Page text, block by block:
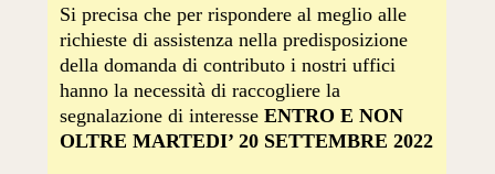
Si precisa che per rispondere al meglio alle
richieste di assistenza nella predisposizione
della domanda di contributo i nostri uffici
hanno la necessità di raccogliere la
segnalazione di interesseENTRO E NON
OLTRE MARTEDI’ 20 SETTEMBRE 2022